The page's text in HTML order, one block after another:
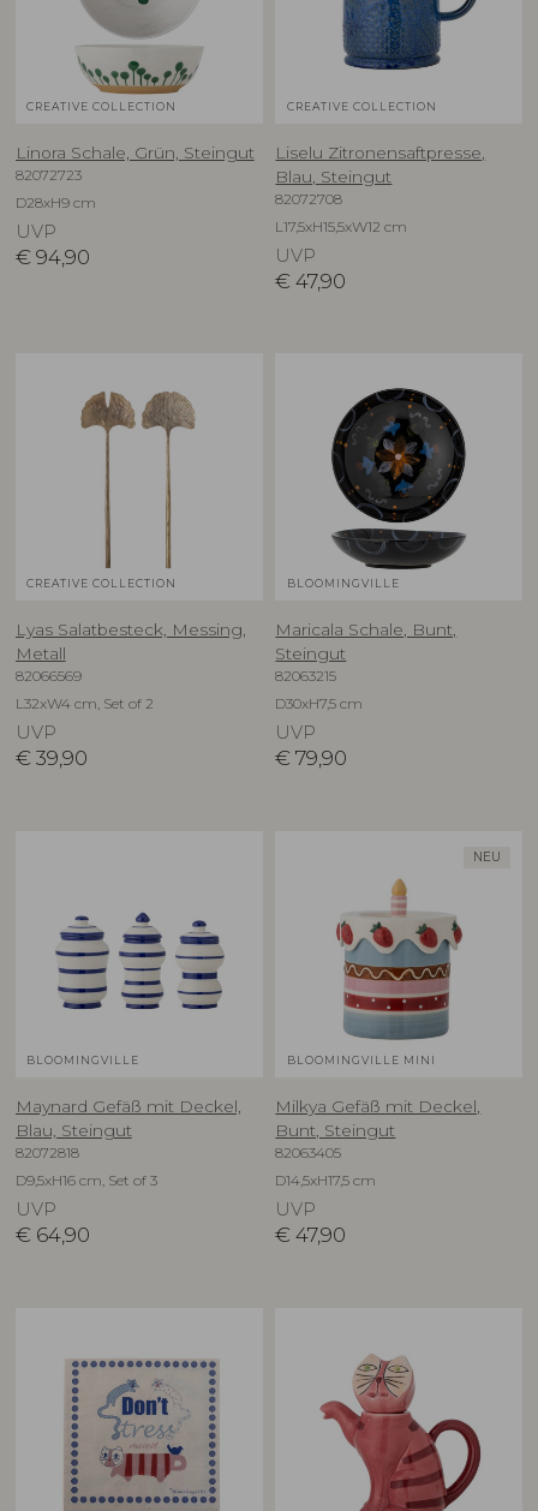
CREATIVE COLLECTION
Linora Schale, Grün, Steingut
82072723
D28xH9 cm
UVP
€ 94,90
CREATIVE COLLECTION
Liselu Zitronensaftpresse,
Blau, Steingut
82072708
L17,5xH15,5xW12 cm
UVP
€ 47,90
CREATIVE COLLECTION
Lyas Salatbesteck, Messing,
Metall
82066569
L32xW4 cm, Set of 2
UVP
€ 39,90
BLOOMINGVILLE
Maricala Schale, Bunt,
Steingut
82063215
D30xH7,5 cm
UVP
€ 79,90
BLOOMINGVILLE
Maynard Gefäß mit Deckel,
Blau, Steingut
82072818
D9,5xH16 cm, Set of 3
UVP
€ 64,90
NEU
BLOOMINGVILLE MINI
Milkya Gefäß mit Deckel,
Bunt, Steingut
82063405
D14,5xH17,5 cm
UVP
€ 47,90